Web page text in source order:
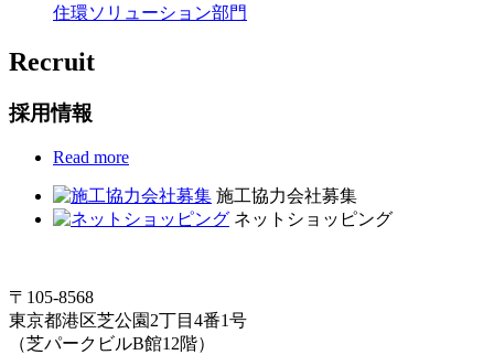
住環ソリューション部門
Recruit
採用情報
Read more
施工協力会社募集
ネットショッピング
〒105-8568
東京都港区芝公園2丁目4番1号
（芝パークビルB館12階）